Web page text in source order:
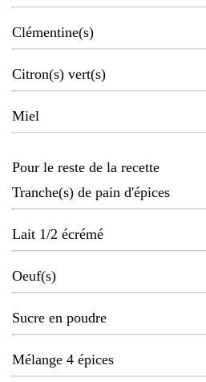
Clémentine(s)
Citron(s) vert(s)
Miel
Pour le reste de la recette
Tranche(s) de pain d'épices
Lait 1/2 écrémé
Oeuf(s)
Sucre en poudre
Mélange 4 épices